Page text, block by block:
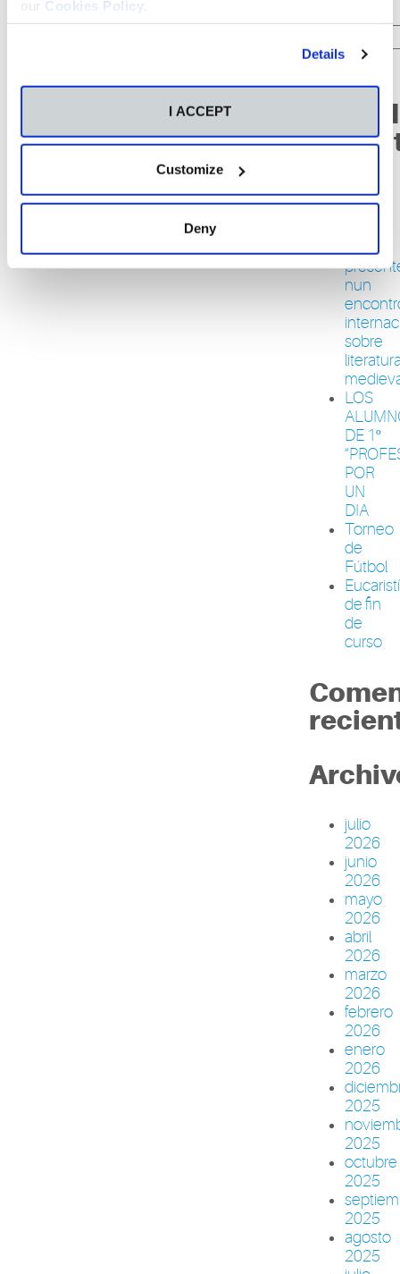
our Cookies Policy
Details
I ACCEPT
Customize
Deny
Aviso
A
escola,
nun
sobre
LOS
DE 1º
POR
UN
DIA
Torneo
de
Fútbol
de fin
de
curso
julio
2026
junio
2026
mayo
2026
abril
2026
marzo
2026
febrero
2026
enero
2026
2025
2025
octubre
2025
2025
agosto
2025